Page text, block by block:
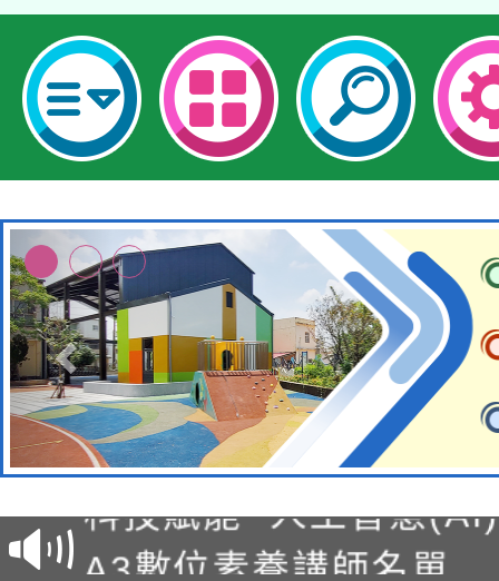
本館辦理115年度閱讀
礎課程
A3數位素養講師名單